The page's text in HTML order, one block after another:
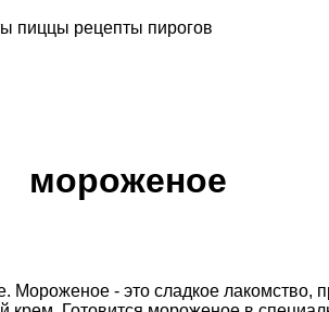
пиццы рецепты пирогов
мороженое
Мороженое - это сладкое лакомство,